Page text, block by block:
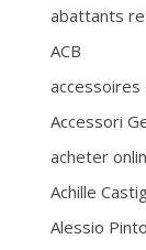
abattants
ACB
accessoires
Accessori
acheter
Achille
Alessio Pinto